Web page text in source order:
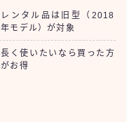
レンタル品は旧型（2018
年モデル）が対象
長く使いたいなら買った方
がお得